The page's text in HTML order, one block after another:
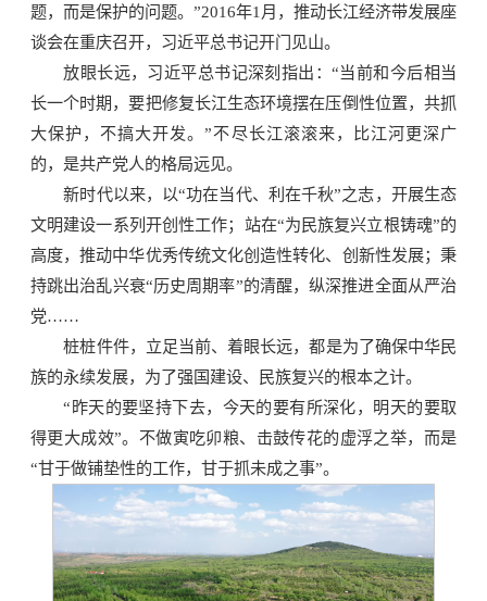
题，而是保护的问题。”2016年1月，推动长江经济带发展座
谈会在重庆召开，习近平总书记开门见山。
放眼长远，习近平总书记深刻指出：“当前和今后相当
长一个时期，要把修复长江生态环境摆在压倒性位置，共抓
大保护，不搞大开发。”不尽长江滚滚来，比江河更深广
的，是共产党人的格局远见。
新时代以来，以“功在当代、利在千秋”之志，开展生态
文明建设一系列开创性工作；站在“为民族复兴立根铸魂”的
高度，推动中华优秀传统文化创造性转化、创新性发展；秉
持跳出治乱兴衰“历史周期率”的清醒，纵深推进全面从严治
党……
桩桩件件，立足当前、着眼长远，都是为了确保中华民
族的永续发展，为了强国建设、民族复兴的根本之计。
“昨天的要坚持下去，今天的要有所深化，明天的要取
得更大成效”。不做寅吃卯粮、击鼓传花的虚浮之举，而是
“甘于做铺垫性的工作，甘于抓未成之事”。